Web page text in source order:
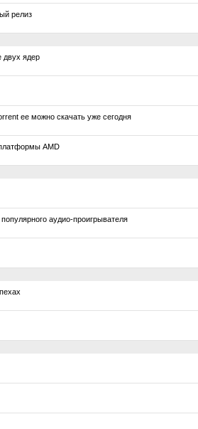
релиз
двух ядер
ее можно скачать уже сегодня
AMD
аудио-проигрывателя